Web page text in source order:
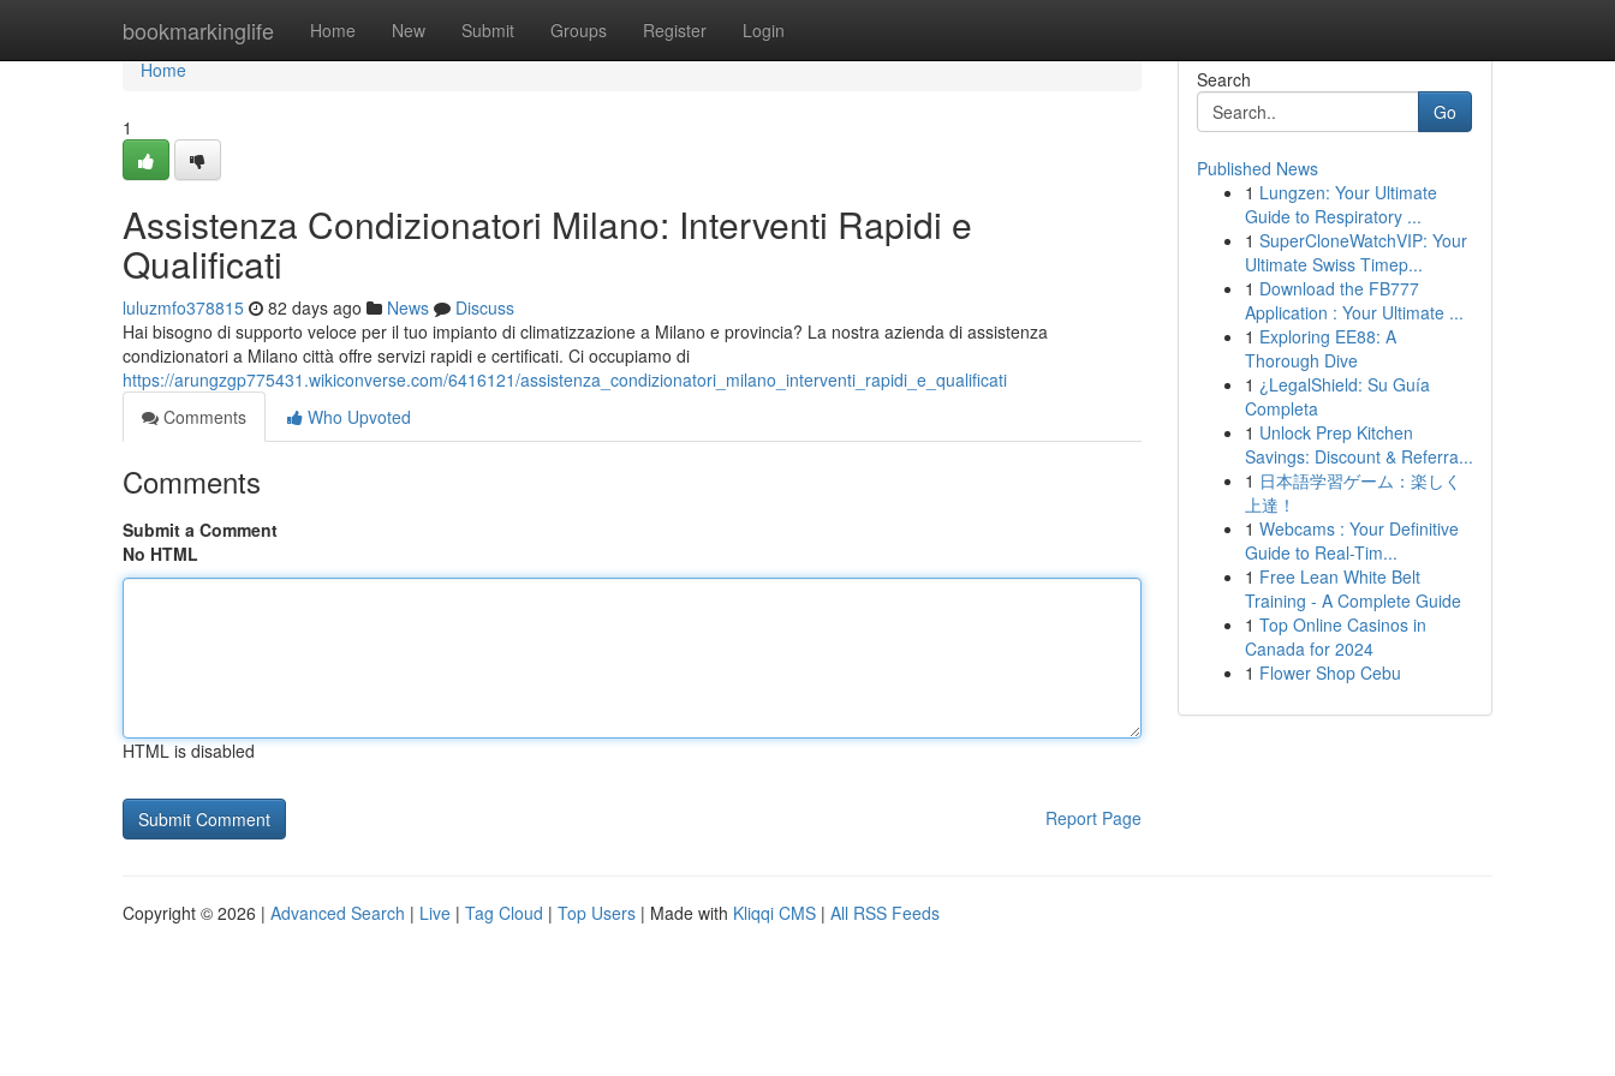
bookmarkinglife Home New Submit Groups Register Login
Home
Home
1
Assistenza Condizionatori Milano: Interventi Rapidi e
Qualificati
luluzmfo378815 82 days ago News
Discuss
Hai bisogno di supporto veloce per il tuo impianto di climatizzazione a Milano e provincia? La nostra azienda di assistenza
condizionatori a Milano città offre servizi rapidi e certificati. Ci occupiamo di
https://arungzgp775431.wikiconverse.com/6416121/assistenza_condizionatori_milano_interventi_rapidi_e_qualificati
Comments
Who Upvoted
Comments
Submit a Comment
No HTML
HTML is disabled
Report Page
Search
Go
Published News
1 Lungzen: Your Ultimate
Guide to Respiratory ...
1 SuperCloneWatchVIP: Your
Ultimate Swiss Timep...
1 Download the FB777
Application : Your Ultimate ...
1 Exploring EE88: A
Thorough Dive
1 ¿LegalShield: Su Guía
Completa
1 Unlock Prep Kitchen
Savings: Discount & Referra...
1 日本語学習ゲーム：楽しく
上達！
1 Webcams : Your Definitive
Guide to Real-Tim...
1 Free Lean White Belt
Training - A Complete Guide
1 Top Online Casinos in
Canada for 2024
1 Flower Shop Cebu
Copyright © 2026 | Advanced Search | Live | Tag Cloud | Top Users | Made with Kliqqi CMS | All RSS Feeds